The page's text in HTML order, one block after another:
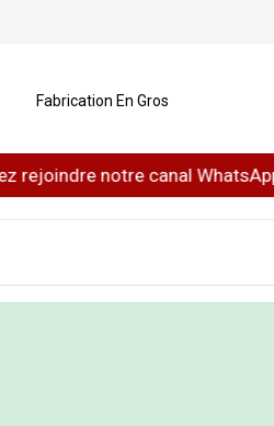
rejoindre notre canal WhatsApp.
Fabrication En Gros